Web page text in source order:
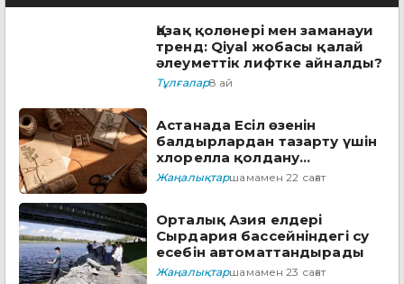
Қазақ қолөнері мен заманауи
тренд: Qiyal жобасы қалай
әлеуметтік лифтке айналды?
Тұлғалар8 ай
Астанада Есіл өзенін
балдырлардан тазарту үшін
хлорелла қолдану
жоспарланып отыр
Жаңалықтаршамамен 22 сағат
Орталық Азия елдері
Сырдария бассейніндегі су
есебін автоматтандырады
Жаңалықтаршамамен 23 сағат